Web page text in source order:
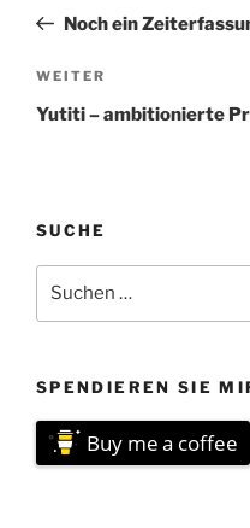
Beitrag
Noch ein
Nächster
Beitrag
WEITER
Yutiti – ambitionierte
SUCHE
nach:
SPENDIEREN SIE
Buy me a coffee